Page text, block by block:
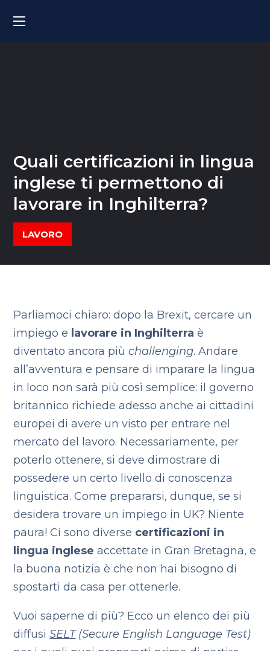
Quali certificazioni in lingua
inglese ti permettono di
lavorare in Inghilterra?
LAVORO
Parliamoci chiaro: dopo la Brexit, cercare un
impiego e lavorare in Inghilterra è
diventato ancora piùchallenging. Andare
all’avventura e pensare di imparare la lingua
in loco non sarà più così semplice: il governo
britannico richiede adesso anche ai cittadini
europei di avere un visto per entrare nel
mercato del lavoro. Necessariamente, per
poterlo ottenere, si deve dimostrare di
possedere un certo livello di conoscenza
linguistica. Come prepararsi, dunque, se si
desidera trovare un impiego in UK? Niente
paura! Ci sono diverse certificazioni in
lingua inglese accettate in Gran Bretagna, e
la buona notizia è che non hai bisogno di
spostarti da casa per ottenerle.
Vuoi saperne di più? Ecco un elenco dei più
diffusiSELT(Secure English Language Test)